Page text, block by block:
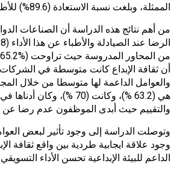
الممثلة، وبلغت نسبة الاستعادة (89.6%) للأطباء والصيادلة و(70 %) للعاملين في الصناعات الدوائية.
من أهم نتائج هذه الدراسة أن الصناعات
أن ثقافة الإبداع كانت متوسطة في
والعوامل الداعمة لها متوسطا من خلال
والتقييم حيث أبدى الموظفون عدم رضا عن
وتوصلت الدراسة إلى وجود تأثير لبعض
وجود علاقة ايجابية طردية بين واقع ثقافة
الداعم للبيئة الإبداعية تحسن الأداء